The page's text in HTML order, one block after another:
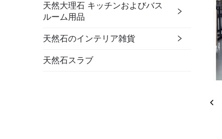
天然大理石 キッチンおよびバス
ルーム用品
天然石のインテリア雑貨
天然石スラブ